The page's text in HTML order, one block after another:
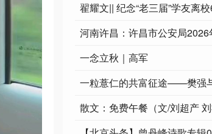
一念立秋｜高军